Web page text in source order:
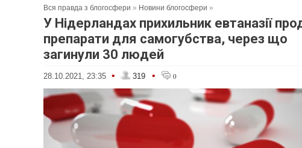
Вся правда з блогосфери » Новини блогосфери »
У Нідерландах прихильник евтаназії
препарати для самогубства, через що
загинули 30 людей
28.10.2021, 23:35 • 319 • 0